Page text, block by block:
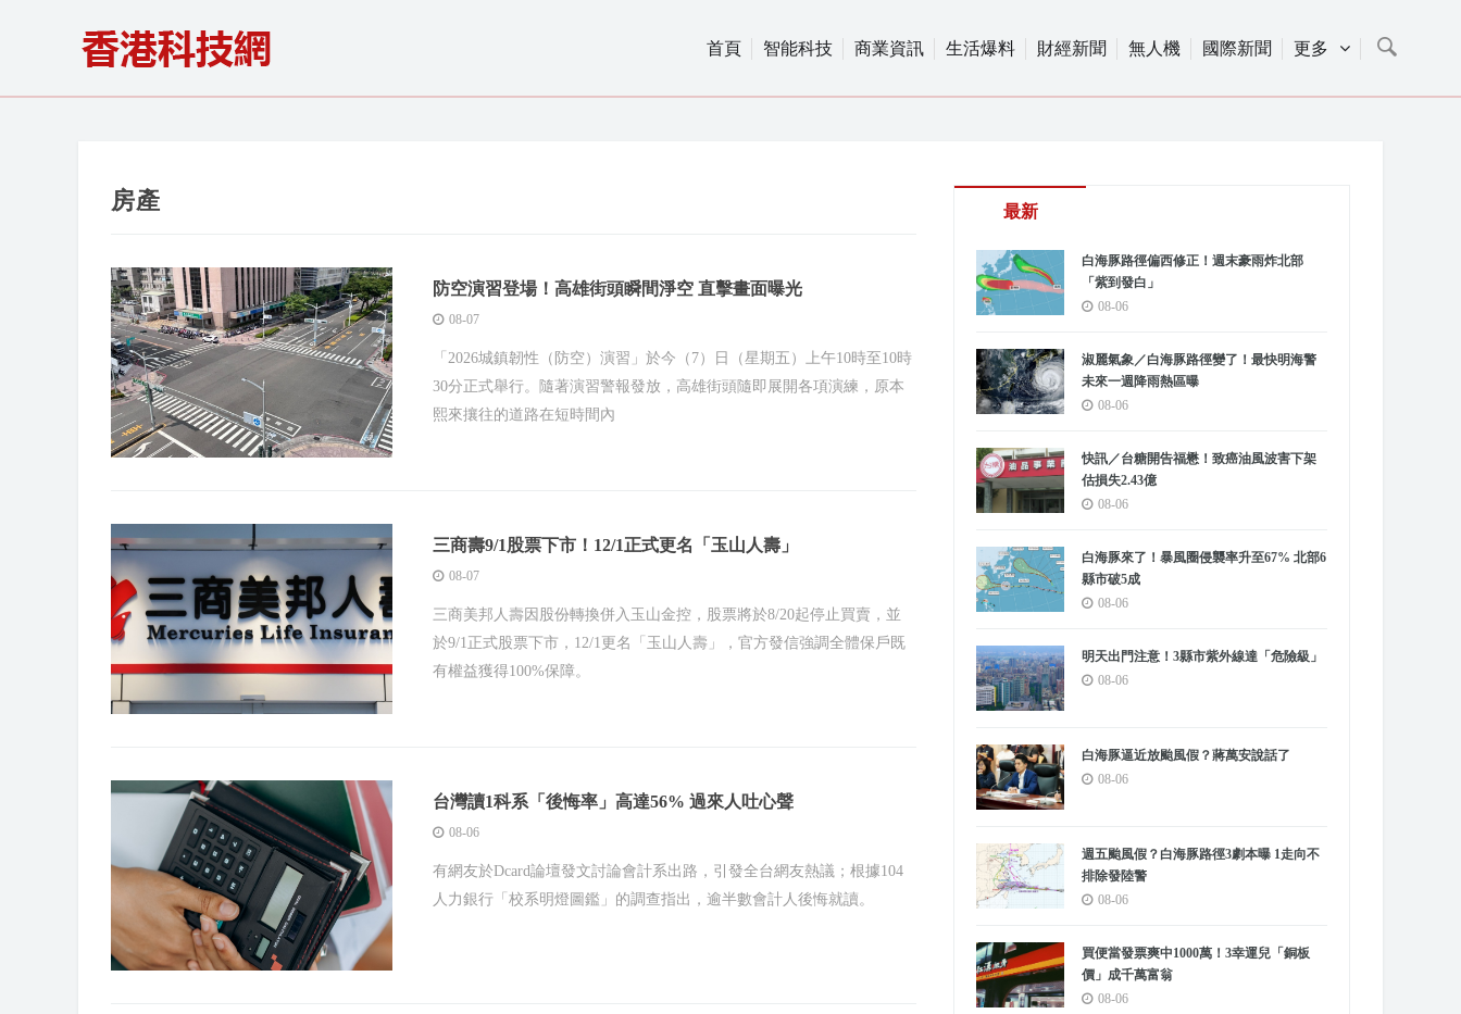
首頁 智能科技 商業資訊 生活爆料 財經新聞 無人機 國際新聞 更多
房產
防空演習登場！高雄街頭瞬間淨空 直擊畫面曝光
08-07
「2026城鎮韌性（防空）演習」於今（7）日（星期五）上午10時至10時
30分正式舉行。隨著演習警報發放，高雄街頭隨即展開各項演練，原本
熙來攘往的道路在短時間內
三商壽9/1股票下市！12/1正式更名「玉山人壽」
08-07
三商美邦人壽因股份轉換併入玉山金控，股票將於8/20起停止買賣，並
於9/1正式股票下市，12/1更名「玉山人壽」，官方發信強調全體保戶既
有權益獲得100%保障。
台灣讀1科系「後悔率」高達56% 過來人吐心聲
08-06
有網友於Dcard論壇發文討論會計系出路，引發全台網友熱議；根據104
人力銀行「校系明燈圖鑑」的調查指出，逾半數會計人後悔就讀。
最新
白海豚路徑偏西修正！週末豪雨炸北部
「紫到發白」
08-06
淑麗氣象／白海豚路徑變了！最快明海警
未來一週降雨熱區曝
08-06
快訊／台糖開告福懋！致癌油風波害下架
估損失2.43億
08-06
白海豚來了！暴風圈侵襲率升至67% 北部6
縣市破5成
08-06
明天出門注意！3縣市紫外線達「危險級」
08-06
白海豚逼近放颱風假？蔣萬安說話了
08-06
週五颱風假？白海豚路徑3劇本曝 1走向不
排除發陸警
08-06
買便當發票爽中1000萬！3幸運兒「銅板
價」成千萬富翁
08-06